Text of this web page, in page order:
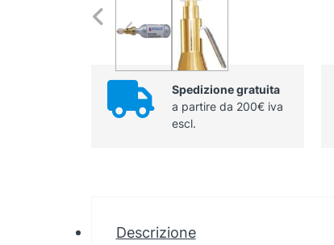
Spedizione gratuita
a partire da 200€ iva
escl.
Descrizione